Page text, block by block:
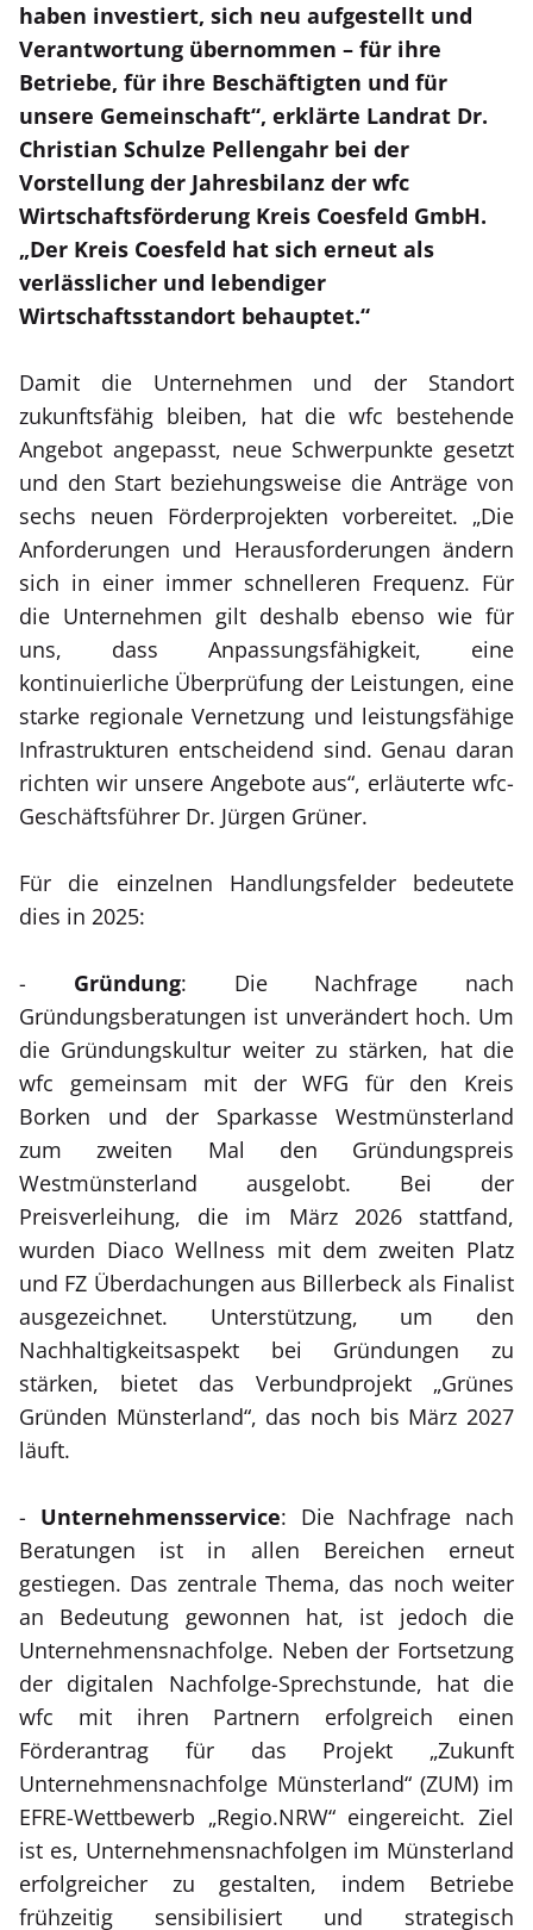
haben investiert, sich neu aufgestellt und
Verantwortung übernommen – für ihre
Betriebe, für ihre Beschäftigten und für
unsere Gemeinschaft“, erklärte Landrat Dr.
Christian Schulze Pellengahr bei der
Vorstellung der Jahresbilanz der wfc
Wirtschaftsförderung Kreis Coesfeld GmbH.
„Der Kreis Coesfeld hat sich erneut als
verlässlicher und lebendiger
Wirtschaftsstandort behauptet.“
Damit die Unternehmen und der Standort
zukunftsfähig bleiben, hat die wfc bestehende
Angebot angepasst, neue Schwerpunkte gesetzt
und den Start beziehungsweise die Anträge von
sechs neuen Förderprojekten vorbereitet. „Die
Anforderungen und Herausforderungen ändern
sich in einer immer schnelleren Frequenz. Für
die Unternehmen gilt deshalb ebenso wie für
uns, dass Anpassungsfähigkeit, eine
kontinuierliche Überprüfung der Leistungen, eine
starke regionale Vernetzung und leistungsfähige
Infrastrukturen entscheidend sind. Genau daran
richten wir unsere Angebote aus“, erläuterte wfc-
Geschäftsführer Dr. Jürgen Grüner.
Für die einzelnen Handlungsfelder bedeutete
dies in 2025:
- Gründung: Die Nachfrage nach
Gründungsberatungen ist unverändert hoch. Um
die Gründungskultur weiter zu stärken, hat die
wfc gemeinsam mit der WFG für den Kreis
Borken und der Sparkasse Westmünsterland
zum zweiten Mal den Gründungspreis
Westmünsterland ausgelobt. Bei der
Preisverleihung, die im März 2026 stattfand,
wurden Diaco Wellness mit dem zweiten Platz
und FZ Überdachungen aus Billerbeck als Finalist
ausgezeichnet. Unterstützung, um den
Nachhaltigkeitsaspekt bei Gründungen zu
stärken, bietet das Verbundprojekt „Grünes
Gründen Münsterland“, das noch bis März 2027
läuft.
- Unternehmensservice: Die Nachfrage nach
Beratungen ist in allen Bereichen erneut
gestiegen. Das zentrale Thema, das noch weiter
an Bedeutung gewonnen hat, ist jedoch die
Unternehmensnachfolge. Neben der Fortsetzung
der digitalen Nachfolge-Sprechstunde, hat die
wfc mit ihren Partnern erfolgreich einen
Förderantrag für das Projekt „Zukunft
Unternehmensnachfolge Münsterland“ (ZUM) im
EFRE-Wettbewerb „Regio.NRW“ eingereicht. Ziel
ist es, Unternehmensnachfolgen im Münsterland
erfolgreicher zu gestalten, indem Betriebe
frühzeitig sensibilisiert und strategisch